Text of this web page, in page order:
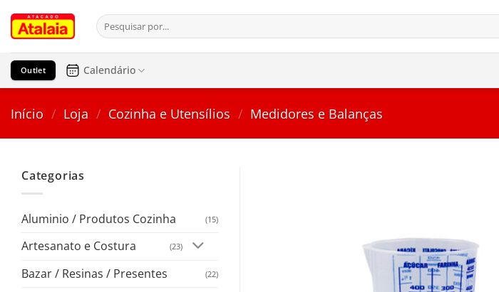
para
conteúdo
Pesquisar
por:
Outlet Calendário
Início / Loja / Cozinha e Utensílios / Medidores e Balanças
Categorias
Aluminio / Produtos Cozinha (15)
Artesanato e Costura (23)
Bazar / Resinas / Presentes (22)